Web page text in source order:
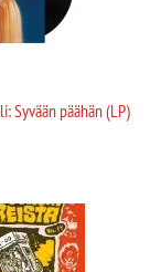
Syvään päähän (LP)